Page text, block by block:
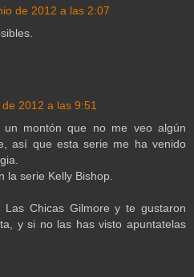
de 2012 a las 2:07
2012 a las 9:51
un montón que no me veo algún
así que esta serie me ha venido
la serie Kelly Bishop.
Chicas Gilmore y te gustaron
y si no las has visto apuntatelas